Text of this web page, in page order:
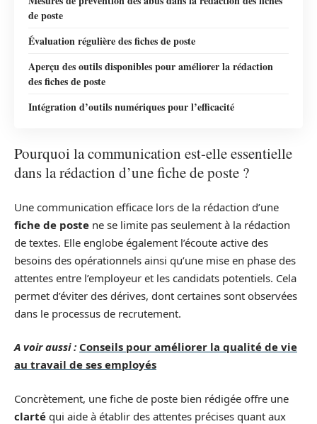
de poste
Évaluation régulière des fiches de poste
Aperçu des outils disponibles pour améliorer la rédaction
des fiches de poste
Intégration d’outils numériques pour l’efficacité
Pourquoi la communication est-elle essentielle
dans la rédaction d’une fiche de poste ?
Une communication efficace lors de la rédaction d’une
fiche de poste ne se limite pas seulement à la rédaction
de textes. Elle englobe également l’écoute active des
besoins des opérationnels ainsi qu’une mise en phase des
attentes entre l’employeur et les candidats potentiels. Cela
permet d’éviter des dérives, dont certaines sont observées
dans le processus de recrutement.
A voir aussi : Conseils pour améliorer la qualité de vie
au travail de ses employés
Concrètement, une fiche de poste bien rédigée offre une
clarté qui aide à établir des attentes précises quant aux